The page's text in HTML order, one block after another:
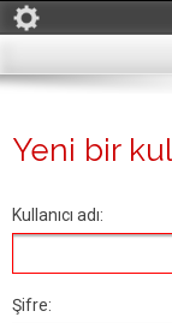
Yeni bir
Kullanıcı adı:
Şifre: